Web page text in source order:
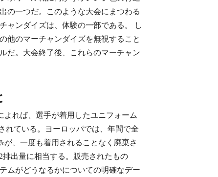
の一つだ。このような大会にまつわる
ャンダイズは、体験の一部である。 し
他のマーチャンダイズを無視すること
だ。大会終了後、これらのマーチャン
れば、選手が着用したユニフォーム
れている。ヨーロッパでは、年間で全
が、一度も着用されることなく廃棄さ
出量に相当する。販売されたもの
ムがどうなるかについての明確なデー